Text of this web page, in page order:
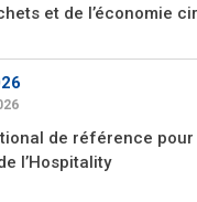
et de l’économie
de référence pour
l’Hospitality